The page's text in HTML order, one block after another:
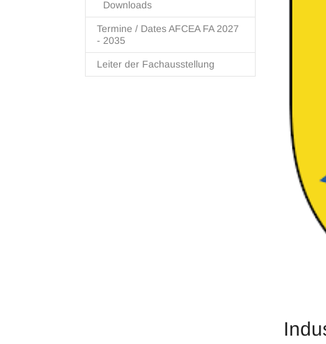
Downloads
Termine / Dates AFCEA FA 2027
- 2035
Leiter der Fachausstellung